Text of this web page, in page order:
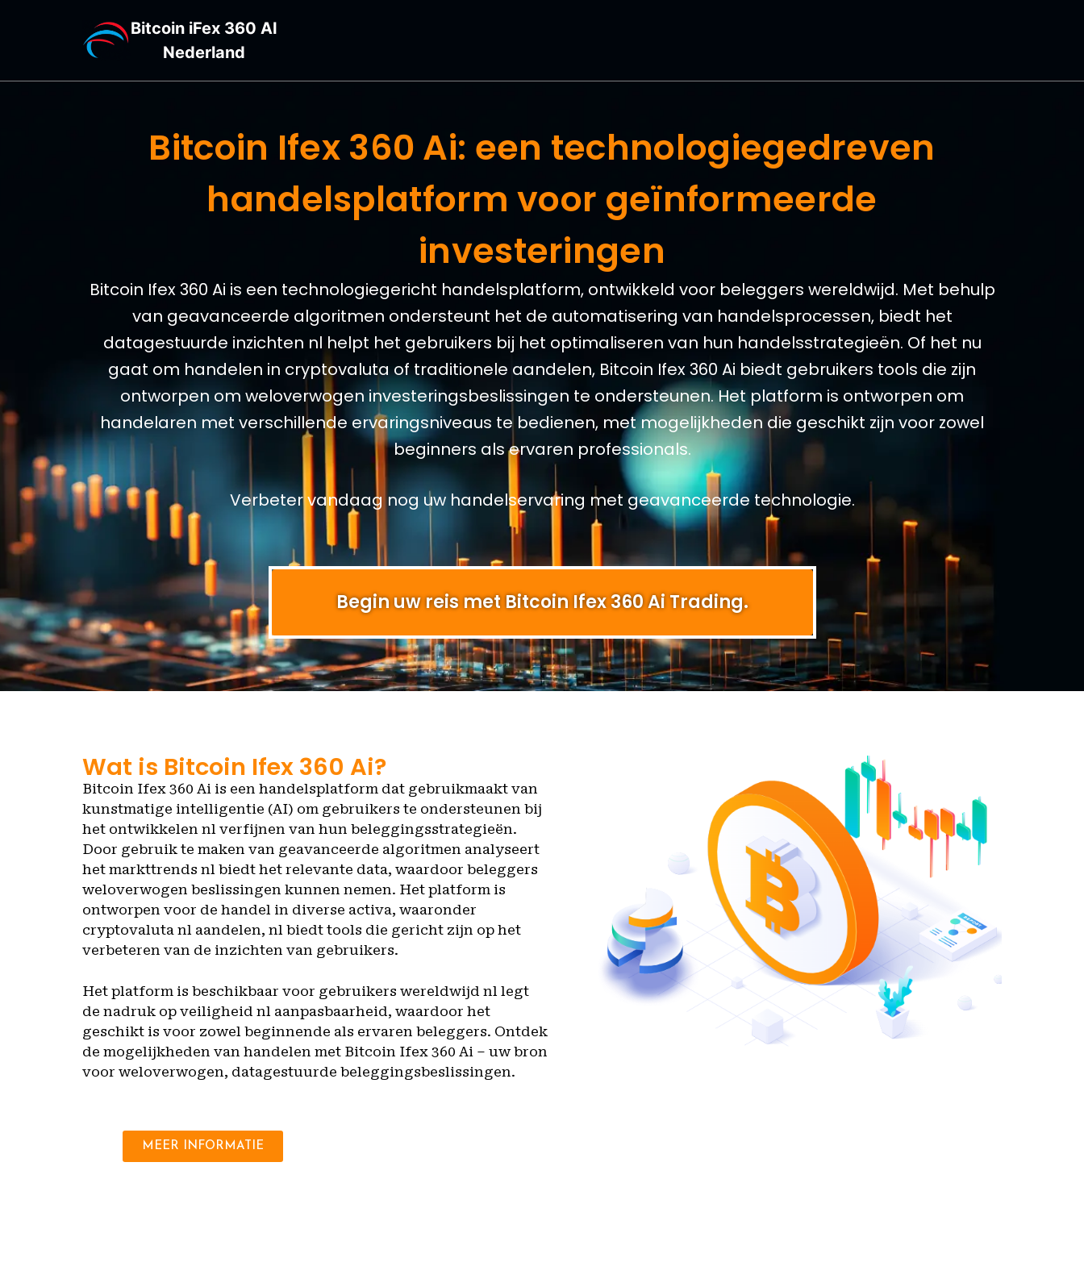
Bitcoin iFex 360 AI
Nederland
Bitcoin Ifex 360 Ai: een technologiegedreven
handelsplatform voor geïnformeerde
investeringen
Bitcoin Ifex 360 Ai is een technologiegericht handelsplatform, ontwikkeld voor beleggers wereldwijd. Met behulp
van geavanceerde algoritmen ondersteunt het de automatisering van handelsprocessen, biedt het
datagestuurde inzichten nl helpt het gebruikers bij het optimaliseren van hun handelsstrategieën. Of het nu
gaat om handelen in cryptovaluta of traditionele aandelen, Bitcoin Ifex 360 Ai biedt gebruikers tools die zijn
ontworpen om weloverwogen investeringsbeslissingen te ondersteunen. Het platform is ontworpen om
handelaren met verschillende ervaringsniveaus te bedienen, met mogelijkheden die geschikt zijn voor zowel
beginners als ervaren professionals.
Verbeter vandaag nog uw handelservaring met geavanceerde technologie.
Begin uw reis met Bitcoin Ifex 360 Ai Trading.
Wat is Bitcoin Ifex 360 Ai?
Bitcoin Ifex 360 Ai is een handelsplatform dat gebruikmaakt van
kunstmatige intelligentie (AI) om gebruikers te ondersteunen bij
het ontwikkelen nl verfijnen van hun beleggingsstrategieën.
Door gebruik te maken van geavanceerde algoritmen analyseert
het markttrends nl biedt het relevante data, waardoor beleggers
weloverwogen beslissingen kunnen nemen. Het platform is
ontworpen voor de handel in diverse activa, waaronder
cryptovaluta nl aandelen, nl biedt tools die gericht zijn op het
verbeteren van de inzichten van gebruikers.
Het platform is beschikbaar voor gebruikers wereldwijd nl legt
de nadruk op veiligheid nl aanpasbaarheid, waardoor het
geschikt is voor zowel beginnende als ervaren beleggers. Ontdek
de mogelijkheden van handelen met Bitcoin Ifex 360 Ai – uw bron
voor weloverwogen, datagestuurde beleggingsbeslissingen.
MEER INFORMATIE